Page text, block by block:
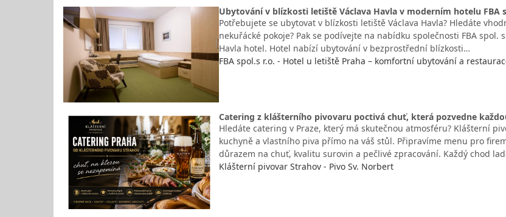
Ubytování v blízkosti letiště Václava Havla v moderním hotelu FBA
Potřebujete se ubytovat v blízkosti letiště Václava Havla? Hledáte
nekuřácké pokoje? Pak se podívejte na nabídku společnosti FBA spol.
Havla hotel. Hotel nabízí ubytování v bezprostřední blízkosti…
FBA spol.s r.o. - Hotel u letiště Praha – komfortní ubytování a
Catering z klášterního pivovaru poctivá chuť, která pozvedne
Hledáte catering v Praze, který má skutečnou atmosféru? Klášterní
kuchyně a vlastního piva přímo na váš stůl. Připravíme menu pro
důrazem na chuť, kvalitu surovin a pečlivé zpracování. Každý chod
Klášterní pivovar Strahov - Pivo Sv. Norbert